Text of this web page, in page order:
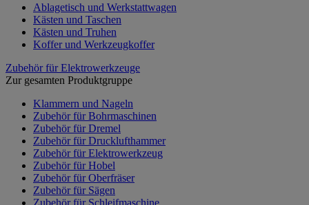
Ablagetisch und Werkstattwagen
Kästen und Taschen
Kästen und Truhen
Koffer und Werkzeugkoffer
Zubehör für Elektrowerkzeuge
Zur gesamten Produktgruppe
Klammern und Nageln
Zubehör für Bohrmaschinen
Zubehör für Dremel
Zubehör für Drucklufthammer
Zubehör für Elektrowerkzeug
Zubehör für Hobel
Zubehör für Oberfräser
Zubehör für Sägen
Zubehör für Schleifmaschine